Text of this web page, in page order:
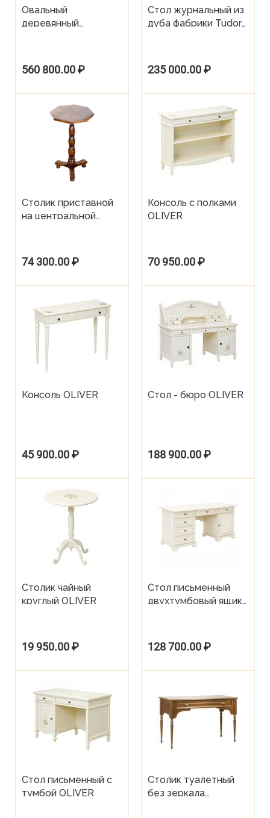
Овальный
деревянный
фабрики Tudor Oak
560 800.00₽
Стол журнальный из
дуба фабрики Tudor
235 000.00₽
Столик приставной
на центральной
74 300.00₽
Консоль с полками
OLIVER
70 950.00₽
Консоль OLIVER
45 900.00₽
Стол - бюро OLIVER
188 900.00₽
Столик чайный
круглый OLIVER
19 950.00₽
Стол письменный
двухтумбовый ящики
128 700.00₽
Стол письменный с
тумбой OLIVER
Столик туалетный
без зеркала